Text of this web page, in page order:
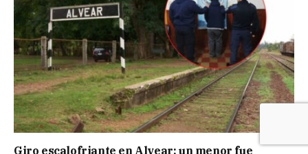
Giro escalofriante en Alvear: un menor fue